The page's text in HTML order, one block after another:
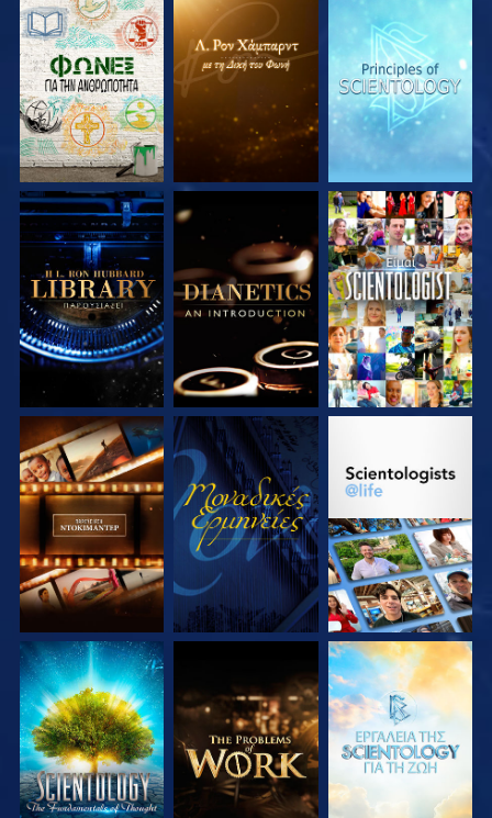
ΕΞΕΡΕΥΝΗΣΤΕ ΤΗ
ΣΕΙΡΑ
ΕΞΕΡΕΥΝΗΣΤΕ ΤΗ
ΣΕΙΡΑ
ΕΞΕΡΕΥΝΗΣΤΕ ΤΗ
ΣΕΙΡΑ
ΕΞΕΡΕΥΝΗΣΤΕ ΤΗ
ΣΕΙΡΑ
ΕΞΕΡΕΥΝΗΣΤΕ ΤΗ
ΣΕΙΡΑ
ΠΑΡΑΚΟΛΟΥΘΗΣΤΕ
ΕΞΕΡΕΥΝΗΣΤΕ ΤΗ
ΣΕΙΡΑ
ΠΑΡΑΚΟΛΟΥΘΗΣΤΕ
ΕΞΕΡΕΥΝΗΣΤΕ ΤΗ
ΕΞΕΡΕΥΝΗΣΤΕ ΤΗ
ΣΕΙΡΑ
ΕΞΕΡΕΥΝΗΣΤΕ ΤΗ
ΣΕΙΡΑ
ΕΞΕΡΕΥΝΗΣΤΕ ΤΗ
ΣΕΙΡΑ